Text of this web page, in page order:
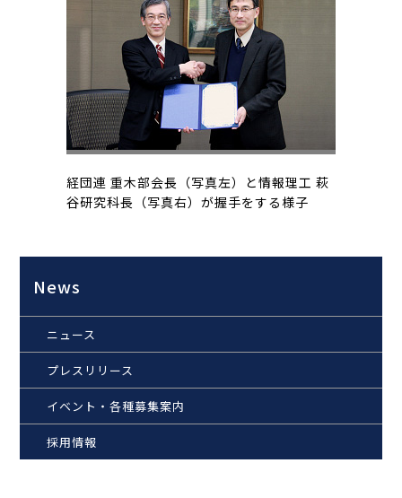
経団連 重木部会長（写真左）と情報理工 萩
谷研究科長（写真右）が握手をする様子
News
ニュース
プレスリリース
イベント・各種募集案内
採用情報